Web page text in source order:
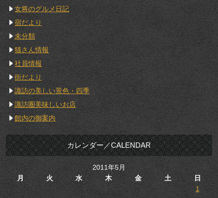
女将のグルメ日記
宿だより
未分類
猫さん情報
社員情報
街だより
諏訪の美しい景色・四季
諏訪圏美味しいお店
館内の御案内
カレンダー／CALENDAR
2011年5月
月
火 水 木 金 土
日
1